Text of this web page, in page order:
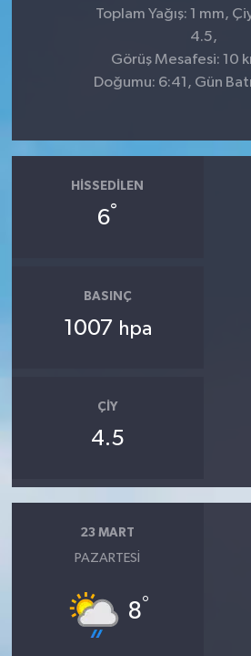
Toplam Yağış: 1 mm,
4.5,
Görüş Mesafesi: 10
Doğumu: 6:41, Gün
HISSEDILEN
6°
BASINÇ
1007 hpa
ÇIY
4.5
23 MART
PAZARTESI
8°